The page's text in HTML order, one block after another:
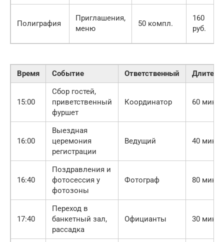
Полиграфия
Приглашения,
меню
50 компл.
160
руб.
Время Событие Ответственный
15:00
Сбор гостей,
приветственный
фуршет
Координатор 60 мин.
16:00
Выездная
церемония
регистрации
Ведущий 40 мин.
16:40
Поздравления и
фотосессия у
фотозоны
Фотограф 80 мин.
17:40
Переход в
банкетный зал,
рассадка
Официанты 30 мин.